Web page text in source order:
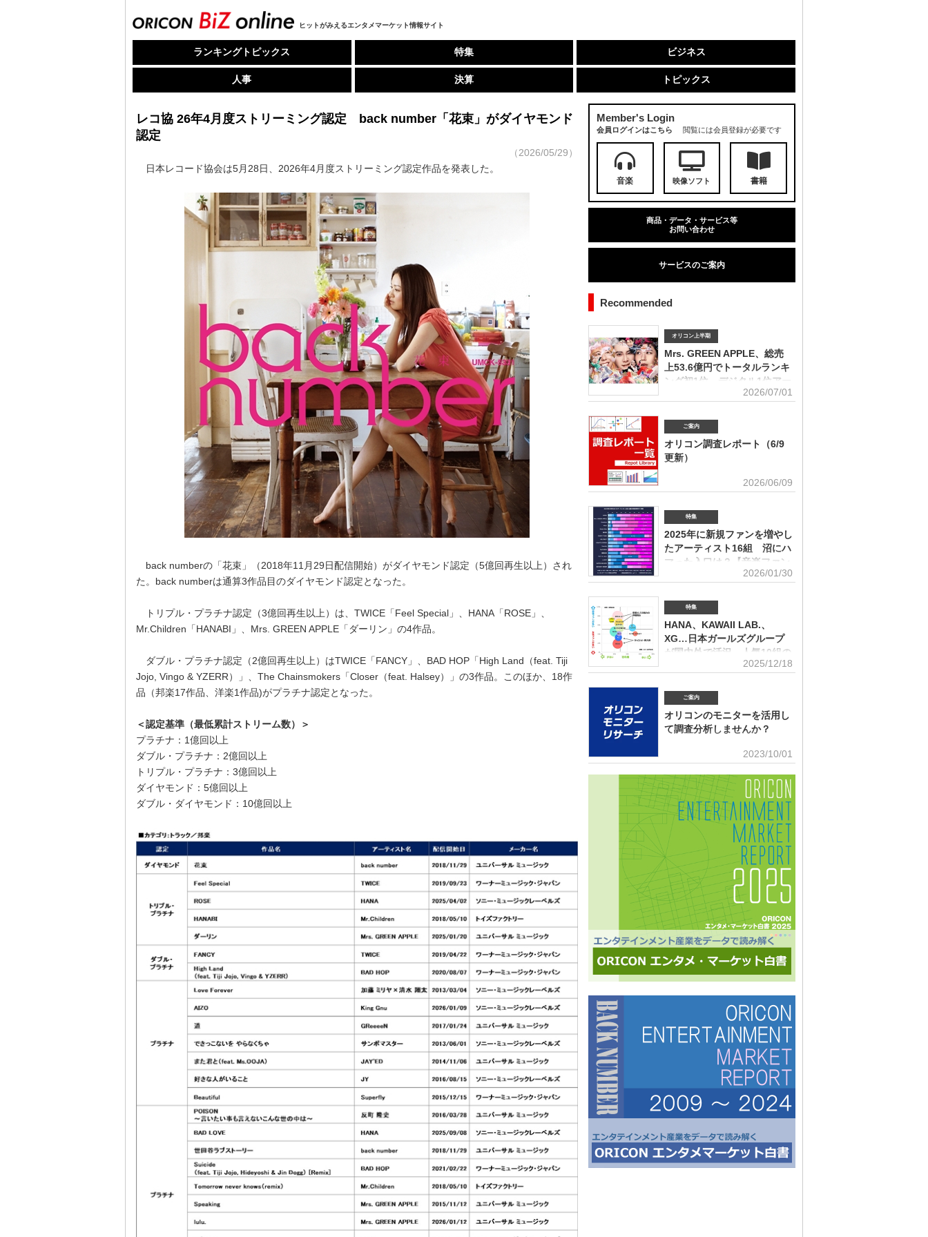
ヒットがみえるエンタメマーケット情報サイト
ランキングトピックス 特集 ビジネス
人事 決算 トピックス
レコ協 26年4月度ストリーミング認定 back number「花束」がダイヤモンド
認定
（2026/05/29）
日本レコード協会は5月28日、2026年4月度ストリーミング認定作品を発表した。
back numberの「花束」（2018年11月29日配信開始）がダイヤモンド認定（5億回再生以上）され
た。back numberは通算3作品目のダイヤモンド認定となった。
トリプル・プラチナ認定（3億回再生以上）は、TWICE「Feel Special」、HANA「ROSE」、
Mr.Children「HANABI」、Mrs. GREEN APPLE「ダーリン」の4作品。
ダブル・プラチナ認定（2億回再生以上）はTWICE「FANCY」、BAD HOP「High Land（feat. Tiji
Jojo, Vingo & YZERR）」、The Chainsmokers「Closer（feat. Halsey）」の3作品。このほか、18作
品（邦楽17作品、洋楽1作品)がプラチナ認定となった。
＜認定基準（最低累計ストリーム数）＞
プラチナ：1億回以上
ダブル・プラチナ：2億回以上
トリプル・プラチナ：3億回以上
ダイヤモンド：5億回以上
ダブル・ダイヤモンド：10億回以上
Member's Login
会員ログインはこちら 閲覧には会員登録が必要です
音楽 映像ソフト 書籍
商品・データ・サービス等
お問い合わせ
サービスのご案内
Recommended
オリコン上半期
Mrs. GREEN APPLE、総売
上53.6億円でトータルランキ
ング初1位 デジタル1位アー
ティストの受賞は史上初
■アーティスト別セールス部門トータルランキング オリコンは7
月1日、「オリコン上半期ランキング2026」（集計期間：2025年
12月8日～2026年6月7日）のアーティスト別セールス部門「トー
タルランキング」を発表。Mrs. GREEN APPLEが期間内総売上
53.6億円で、自身初の1位に輝いた。Mrs. GREEN APPLEはアー
ティスト別セールス部門「デジタルランキング」では3年連続で上
半期1位を獲得。安価なデジタルで1位を獲得したアーティストが
GREEN APPLE（左から）藤澤涼架（Key）、大森元貴（Vo／
Gt）、若井滉斗（Gt） アーティスト別セールス部門「トータル
ランキング」は、音楽ソフト【シングル、アルバム、ミュージック
DVD・Blu-ray】とデジタル【デジタルシングル（単曲）、デジタ
ルアルバム、ストリーミン
2026/07/01
ご案内
オリコン調査レポート（6/9
更新）
ユーザー調査、マーケット動向を元にエン
価格戦略の策定、商品企画、値上げ検討時の判断材料として活用で
きるデータを提供(2026年6月)ボーイズグループに関する調査2026
音楽・ライブ・SNS・動画配信を横断したファン行動を分析。今
後のマーケティング戦略に活用できる内容を提供(2026年5月)アー
ティストグッズに関する調査2026「なぜ買うのか」「何が売れる
のか」「いくらまで買うのか」を明確化し、商品企画・価格設計・
販売戦略に直結する示唆を提案(2026年4月)ストリーミング影響分
析分析（TikTok＆YouTube）2026TikTokトレンドがどのようにス
トリーミングに影響を与えたかを、YouTubeの順位推移とともに
グラフ化(2026年2月)音楽パッケージの購入行動に関する調査
2026/06/09
特集
2025年に新規ファンを増やし
たアーティスト16組 沼にハ
マった入口は？【音楽ファン
ORICON BiZ onlineでは「2025年に好きになったアーティスト」
のアンケート調査を実施した。本調査は、コロナ禍（2020年3月～
2021年10月）、2022年、2023年、2024年に続いて5回目。直近2
年の得票数はMrs. GREEN APPLEがダントツだったが、2025年の
音楽シーンにおいて最も多くの“新規ファン”を獲得したアーティス
トは誰だったのか、得票数TOP15（13位が同率4組だったため計
16組）を紹介する。 本調査は、2025年12月12日～18日にイン
ち、「2025年1～12月の期間に初めて好きになった音楽アーティ
ストはいますか（※2024年以前からずっと好きというアーティス
トは対象外）」との問いに「いる」と答えた人（1833人＝全体の
40.1％）に対して、1組をあげてもらった。「いる」と回答し
2026/01/30
特集
HANA、KAWAII LAB.、
XG…日本ガールズグループ
が国内外で活況 人気10組の
認知・好感、応援・消費行動
日本のガールズグループシーンでは近年、BMSG×ちゃんみながタ
ッグを組んだオーディション『NO NO GIRLS』発のHANAがオリ
コン週間ストリーミングランキングで鮮烈な初登場1位デビュー、
アソビシステムからFRUITS ZIPPERを筆頭とするKAWAII LAB.所
人ながら海外を主戦場としているXGの国内外での大旋風など活況
象とし、認知経路、イメージ、情報源、推し活・消費行動などを多
角的に調査した『日本ガールズグループ調査2025』をまとめ
た。 本調査の対象アーティストは【2024年1月以降の配信開始楽
曲でストリーミング累積3000万回超えの作品がある】日本のガー
ルズグループ。メジャーデビュー順に、超ときめき▽宣伝部（▽＝
ハート／以下、超ときめき宣伝部）＝LOVE
2025/12/18
ご案内
オリコンのモニターを活用し
て調査分析しませんか？
■アンケート専用のモニター組織世の中に
を届けようと、自由回答への記入が多い傾向にあります。■ライフ
スタイルセグメンテーションを基にした調査が可能生活意識や志向
性など日本人を価値観という視点から、予めセグメントしたモニタ
ー調査が可能。■オリコングループならではの「エンタメ」に特化
音楽アーティスト・アイドル・俳優・女優・アナウンサー・ドラ
マ・ライブ・ゲーム…など、エンタメ分野のマーケティングリサー
チの実績多数。■“オリコンランキング”のブランドをコンシューマ
分野においても活用・アンケートモニターの意見をランキング化
し、メディア展開・ビジネス記事のエビデンスデータとして・定性
データをoricon BiZ onlineに蓄積■様々なクライアント様にご利用
いただいております■活用事例 ●アーティストの現
2023/10/01